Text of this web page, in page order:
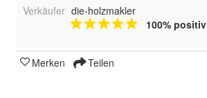
Verkäufer die-holzmakler
100% positiv
Merken Teilen